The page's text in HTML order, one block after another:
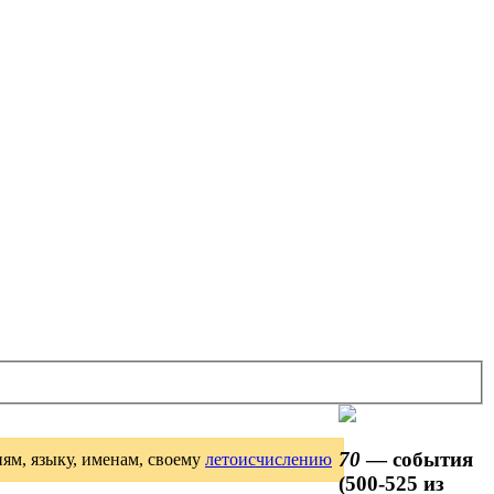
языку, именам, своему летоисчислению 70— события
(500-525 из